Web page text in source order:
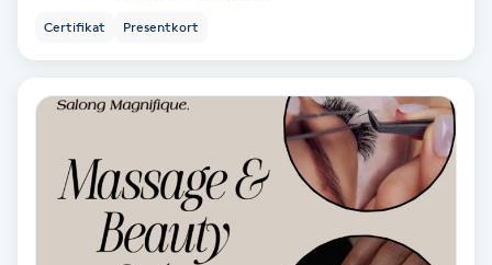
Cryoterapi
Damklippning
Certifikat Presentkort